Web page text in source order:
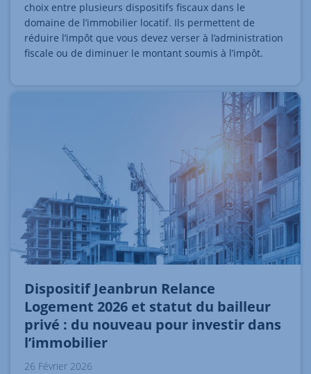
choix entre plusieurs dispositifs fiscaux dans le
domaine de l’immobilier locatif. Ils permettent de
réduire l’impôt que vous devez verser à l’administration
fiscale ou de diminuer le montant soumis à l’impôt.
Dispositif Jeanbrun Relance
Logement 2026 et statut du bailleur
privé : du nouveau pour investir dans
l’immobilier
26 Février 2026